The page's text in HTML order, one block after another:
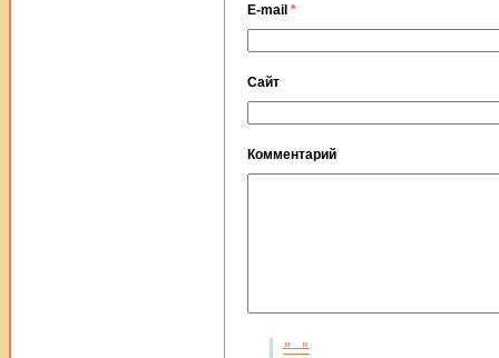
E-mail *
Сайт
Комментарий